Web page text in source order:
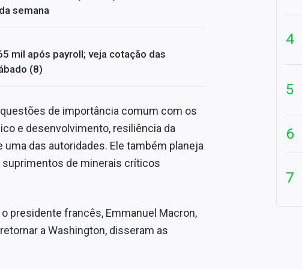
semana
mil após payroll; veja cotação das
(8)
de importância comum com os
e desenvolvimento, resiliência da
das autoridades. Ele também planeja
suprimentos de minerais críticos
presidente francês, Emmanuel Macron,
a Washington, disseram as